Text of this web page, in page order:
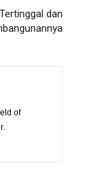
dan
of